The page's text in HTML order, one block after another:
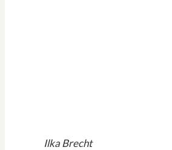
Ilka Brecht